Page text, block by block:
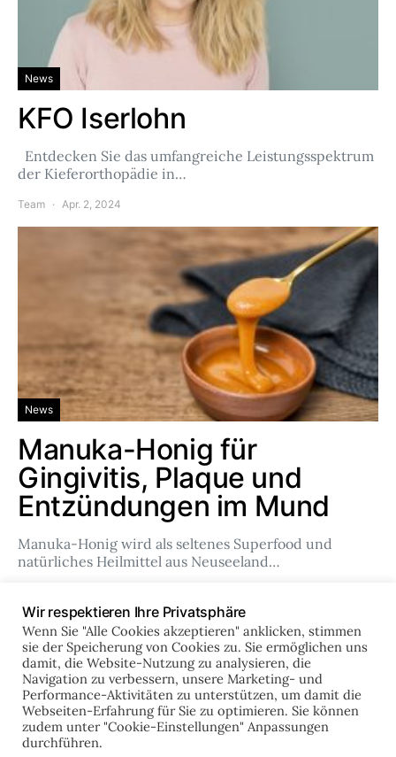
News
KFO Iserlohn
Entdecken Sie das umfangreiche Leistungsspektrum
der Kieferorthopädie in…
Team Apr. 2, 2024
News
Manuka-Honig für
Gingivitis, Plaque und
Entzündungen im Mund
Manuka-Honig wird als seltenes Superfood und
natürliches Heilmittel aus Neuseeland…
online-zahnklinik.de
IMPRESSUM DATENSCHUTZ
Wir respektieren Ihre Privatsphäre
Wenn Sie "Alle Cookies akzeptieren" anklicken, stimmen
sie der Speicherung von Cookies zu. Sie ermöglichen uns
damit, die Website-Nutzung zu analysieren, die
Navigation zu verbessern, unsere Marketing- und
Performance-Aktivitäten zu unterstützen, um damit die
Webseiten-Erfahrung für Sie zu optimieren. Sie können
zudem unter "Cookie-Einstellungen" Anpassungen
durchführen.